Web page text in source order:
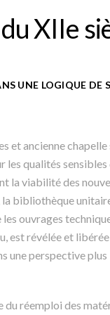
XIIe
UNE LOGIQUE DE
et ancienne chapelle
les qualités
viabilité des
bibliothèque
ouvrages
est révélée et
une perspective
réemploi des